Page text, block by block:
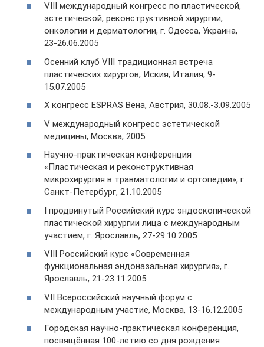
VIII международный конгресс по пластической,
эстетической, реконструктивной хирургии,
онкологии и дерматологии, г. Одесса, Украина,
23-26.06.2005
Осенний клуб VIII традиционная встреча
пластических хирургов, Иския, Италия, 9-
15.07.2005
X конгресс ESPRAS Вена, Австрия, 30.08.-3.09.2005
V международный конгресс эстетической
медицины, Москва, 2005
Научно-практическая конференция
«Пластическая и реконструктивная
микрохирургия в травматологии и ортопедии», г.
Санкт-Петербург, 21.10.2005
I продвинутый Российский курс эндоскопической
пластической хирургии лица с международным
участием, г. Ярославль, 27-29.10.2005
VIII Российский курс «Современная
функциональная эндоназальная хирургия», г.
Ярославль, 21-23.11.2005
VII Всероссийский научный форум с
международным участие, Москва, 13-16.12.2005
Городская научно-практическая конференция,
посвящённая 100-летию со дня рождения